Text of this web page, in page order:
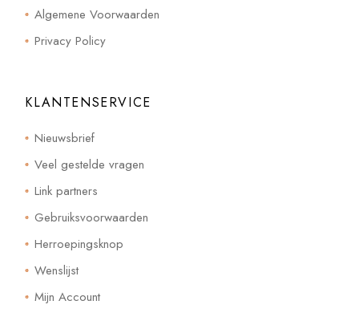
Algemene Voorwaarden
Privacy Policy
KLANTENSERVICE
Nieuwsbrief
Veel gestelde vragen
Link partners
Gebruiksvoorwaarden
Herroepingsknop
Wenslijst
Mijn Account